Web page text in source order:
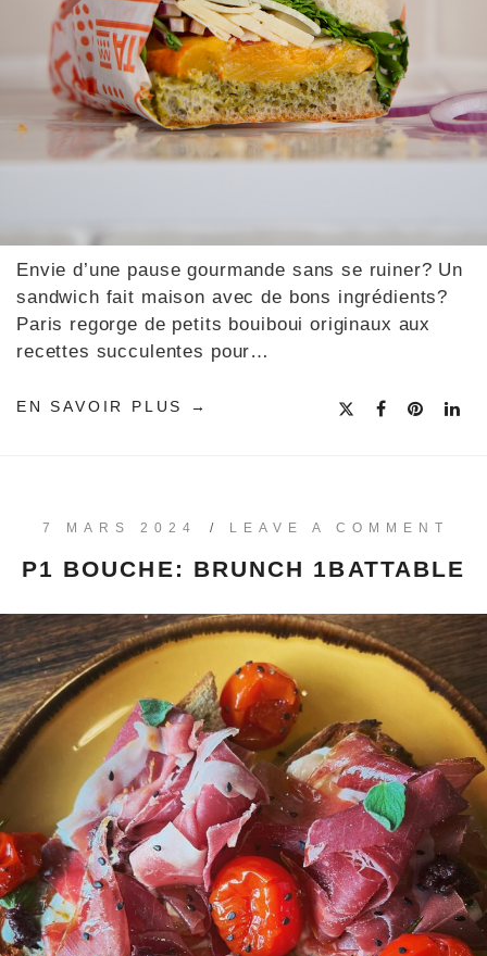
Envie d’une pause gourmande sans se ruiner? Un
sandwich fait maison avec de bons ingrédients?
Paris regorge de petits bouiboui originaux aux
recettes succulentes pour…
EN SAVOIR PLUS
7 MARS 2024 / LEAVE A COMMENT
P1 BOUCHE: BRUNCH 1BATTABLE